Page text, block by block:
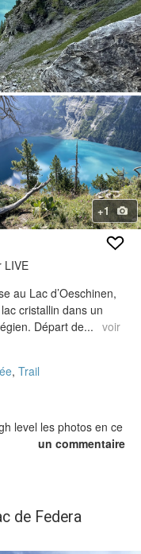
+1
LIVE
au Lac d’Oeschinen,
cristallin dans un
Départ de... voir
, Trail
level les photos en ce
un commentaire
de Federa